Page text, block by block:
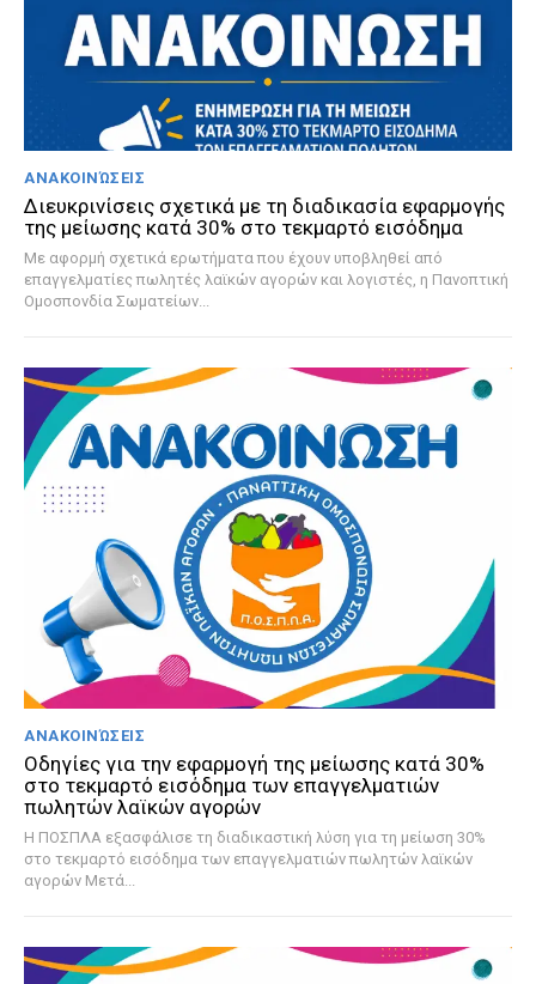
ΑΝΑΚΟΙΝΏΣΕΙΣ
Διευκρινίσεις σχετικά με τη διαδικασία εφαρμογής
της μείωσης κατά 30% στο τεκμαρτό εισόδημα
Με αφορμή σχετικά ερωτήματα που έχουν υποβληθεί από
επαγγελματίες πωλητές λαϊκών αγορών και λογιστές, η Πανοπτική
Ομοσπονδία Σωματείων...
ΑΝΑΚΟΙΝΏΣΕΙΣ
Οδηγίες για την εφαρμογή της μείωσης κατά 30%
στο τεκμαρτό εισόδημα των επαγγελματιών
πωλητών λαϊκών αγορών
Η ΠΟΣΠΛΑ εξασφάλισε τη διαδικαστική λύση για τη μείωση 30%
στο τεκμαρτό εισόδημα των επαγγελματιών πωλητών λαϊκών
αγορών Μετά...